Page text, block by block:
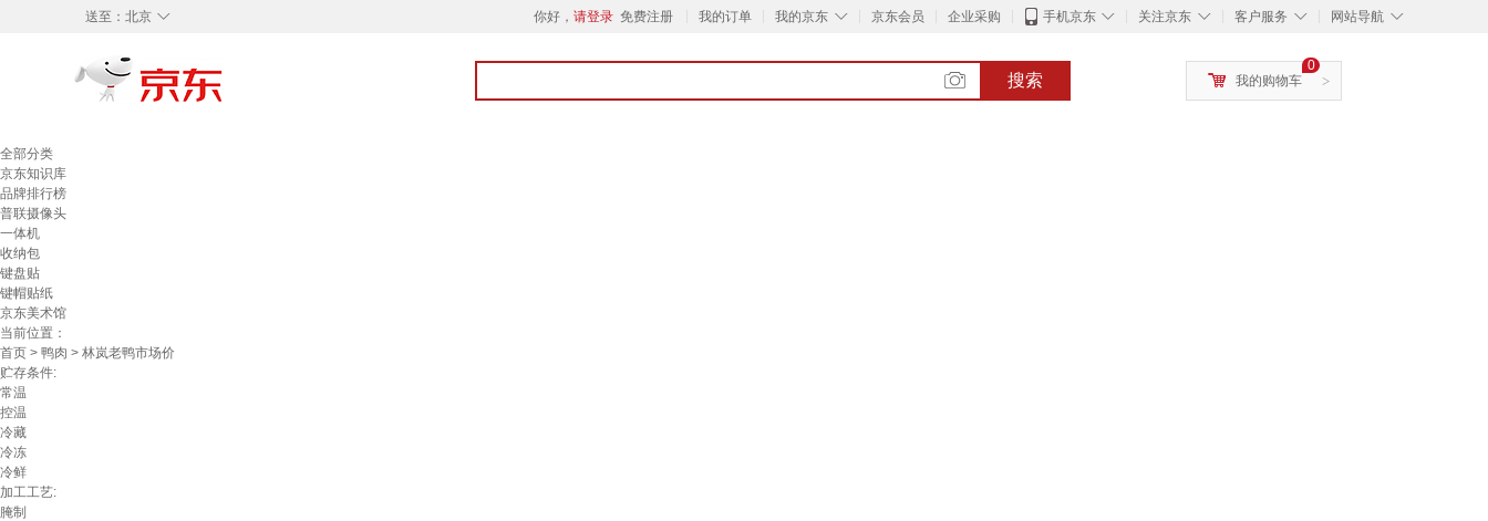
◇
送至： 北京 你好， 请登录 免费注册 我的订单 ◇
我的京东 京东会员 企业采购 ◇
手机京东 ◇
关注京东 ◇
客户服务 ◇
网站导航
搜索 >
0
我的购物车
全部分类
京东知识库
品牌排行榜
普联摄像头
一体机
收纳包
键盘贴
键帽贴纸
京东美术馆
当前位置：
首页 > 鸭肉 > 林岚老鸭市场价
贮存条件:
常温
控温
冷藏
冷冻
冷鲜
加工工艺:
腌制